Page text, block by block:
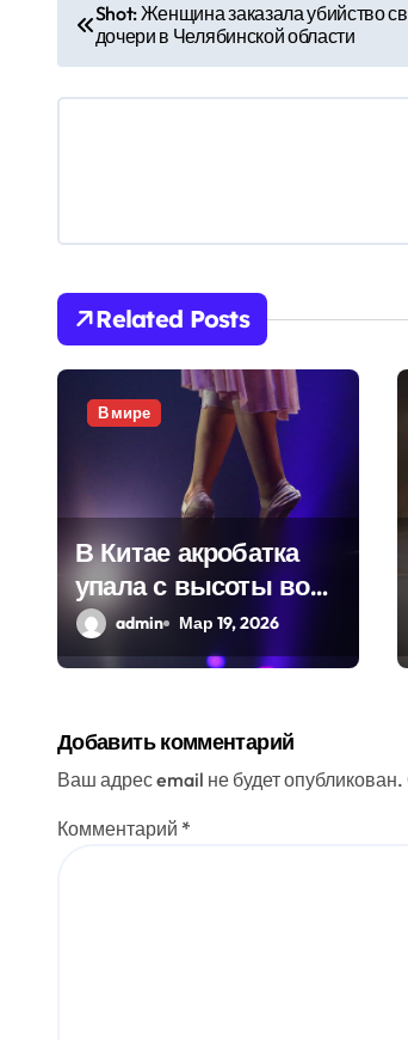
а
в
а
ц
и
о
з
а
п
с
я
м
Shot: Женщина заказала убийство
дочери в Челябинской области
Related Posts
В мире
В Китае акробатка
упала с высоты во
время
представления
admin Мар 19, 2026
Добавить комментарий
Ваш адрес email не будет опубликован.
Комментарий *